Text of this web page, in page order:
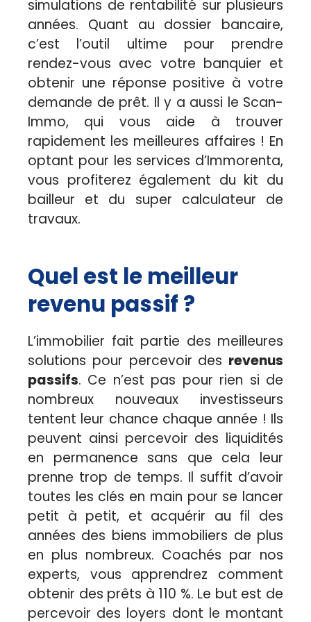
simulations de rentabilité sur plusieurs
années. Quant au dossier bancaire,
c’est l’outil ultime pour prendre
rendez-vous avec votre banquier et
obtenir une réponse positive à votre
demande de prêt. Il y a aussi le Scan-
Immo, qui vous aide à trouver
rapidement les meilleures affaires ! En
optant pour les services d’Immorenta,
vous profiterez également du kit du
bailleur et du super calculateur de
travaux.
Quel est le meilleur
revenu passif ?
L’immobilier fait partie des meilleures
solutions pour percevoir des revenus
passifs. Ce n’est pas pour rien si de
nombreux nouveaux investisseurs
tentent leur chance chaque année ! Ils
peuvent ainsi percevoir des liquidités
en permanence sans que cela leur
prenne trop de temps. Il suffit d’avoir
toutes les clés en main pour se lancer
petit à petit, et acquérir au fil des
années des biens immobiliers de plus
en plus nombreux. Coachés par nos
experts, vous apprendrez comment
obtenir des prêts à 110 %. Le but est de
percevoir des loyers dont le montant